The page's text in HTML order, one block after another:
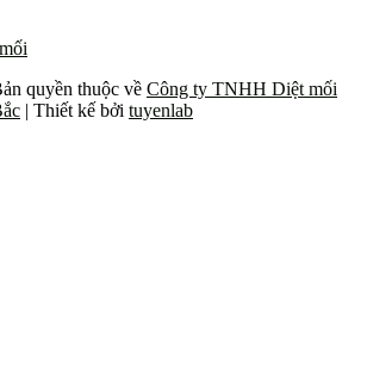
quyền thuộc về Công ty TNHH Diệt mối
| Thiết kế bởi tuyenlab